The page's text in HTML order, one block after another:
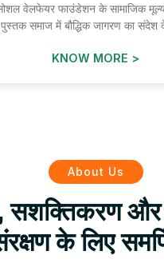
वेलफेयर फाउंडेशन के सामाजिक
पुस्तक समाज में बौद्धिक जागरण का संदेश
KNOW MORE >
About Us
सशक्तिकरण और
के लिए